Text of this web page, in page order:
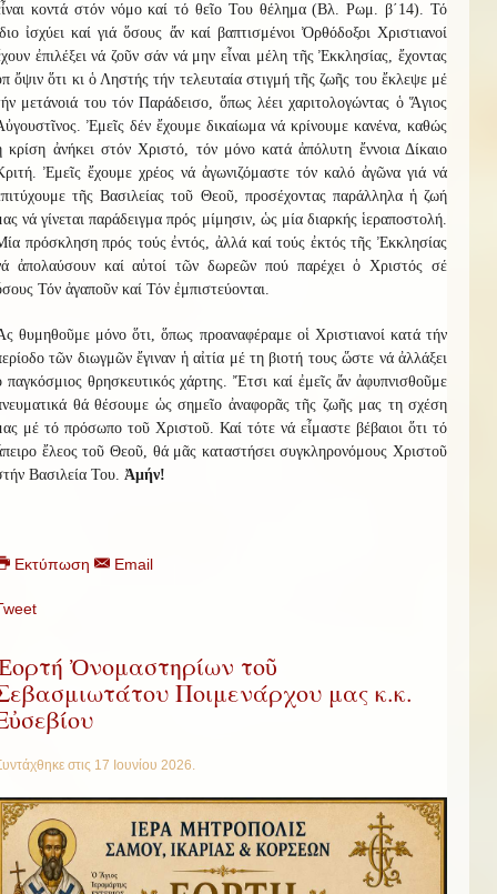
κοντά στόν νόμο καί τό θεῖο Του θέλημα (Βλ. Ρωμ. β΄14). Τό
ἰσχύει καί γιά ὅσους ἄν καί βαπτισμένοι Ὀρθόδοξοι Χριστιανοί
ἐπιλέξει νά ζοῦν σάν νά μην εἶναι μέλη τῆς Ἐκκλησίας, ἔχοντας
ὄψιν ὅτι κι ὁ Ληστής τήν τελευταία στιγμή τῆς ζωῆς του ἔκλεψε μέ
μετάνοιά του τόν Παράδεισο, ὅπως λέει χαριτολογώντας ὁ Ἅγιος
Ἐμεῖς δέν ἔχουμε δικαίωμα νά κρίνουμε κανένα, καθώς
κρίση ἀνήκει στόν Χριστό, τόν μόνο κατά ἀπόλυτη ἔννοια Δίκαιο
Ἐμεῖς ἔχουμε χρέος νά ἀγωνιζόμαστε τόν καλό ἀγῶνα γιά νά
τῆς Βασιλείας τοῦ Θεοῦ, προσέχοντας παράλληλα ἡ ζωή
νά γίνεται παράδειγμα πρός μίμησιν, ὡς μία διαρκής ἱεραποστολή.
πρόσκληση πρός τούς ἐντός, ἀλλά καί τούς ἐκτός τῆς Ἐκκλησίας
ἀπολαύσουν καί αὐτοί τῶν δωρεῶν πού παρέχει ὁ Χριστός σέ
Τόν ἀγαποῦν καί Τόν ἐμπιστεύονται.
θυμηθοῦμε μόνο ὅτι, ὅπως προαναφέραμε οἱ Χριστιανοί κατά τήν
τῶν διωγμῶν ἔγιναν ἡ αἰτία μέ τη βιοτή τους ὥστε νά ἀλλάξει
παγκόσμιος θρησκευτικός χάρτης. Ἔτσι καί ἐμεῖς ἄν ἀφυπνισθοῦμε
θά θέσουμε ὡς σημεῖο ἀναφορᾶς τῆς ζωῆς μας τη σχέση
μέ τό πρόσωπο τοῦ Χριστοῦ. Καί τότε νά εἶμαστε βέβαιοι ὅτι τό
ἔλεος τοῦ Θεοῦ, θά μᾶς καταστήσει συγκληρονόμους Χριστοῦ
Βασιλεία Του. Ἀμήν!
Εκτύπωση Email
Ὀνομαστηρίων τοῦ
Ποιμενάρχου μας κ.κ.
στις 17 Ιουνίου 2026.